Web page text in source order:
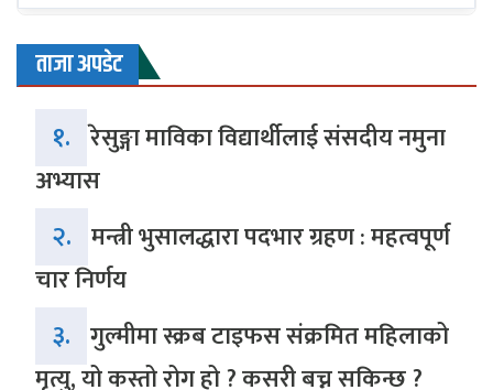
ताजा अपडेट
१. रेसुङ्गा माविका विद्यार्थीलाई संसदीय नमुना
अभ्यास
२. मन्त्री भुसालद्धारा पदभार ग्रहण : महत्वपूर्ण
चार निर्णय
३. गुल्मीमा स्क्रब टाइफस संक्रमित महिलाको
मृत्यु, यो कस्तो रोग हो ? कसरी बच्न सकिन्छ ?